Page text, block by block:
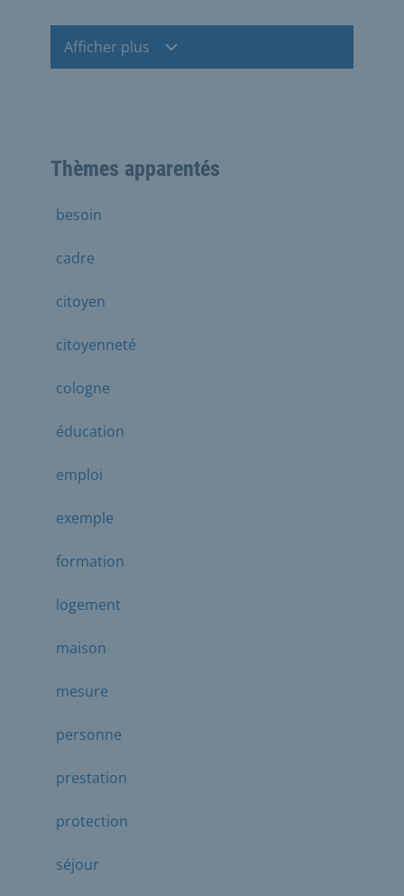
Afficher plus
Thèmes apparentés
besoin
cadre
citoyen
citoyenneté
cologne
éducation
emploi
exemple
formation
logement
maison
mesure
personne
prestation
protection
séjour